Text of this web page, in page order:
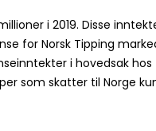
i 2019. Disse
for Norsk Tipping
i hovedsak hos
som skatter til Norge